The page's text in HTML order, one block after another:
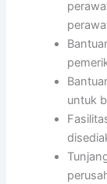
untuk